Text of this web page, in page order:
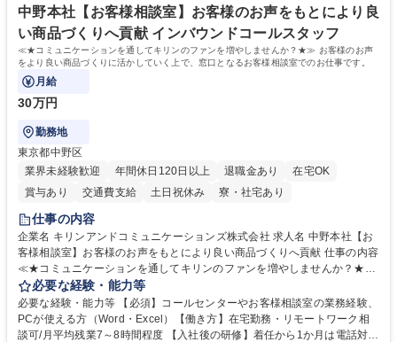
中野本社【お客様相談室】お客様のお声をもとにより良
い商品づくりへ貢献 インバウンドコールスタッフ
≪★コミュニケーションを通してキリンのファンを増やしませんか？★≫ お客様のお声
をより良い商品づくりに活かしていく上で、窓口となるお客様相談室でのお仕事です。
月給
30万円
勤務地
東京都中野区
業界未経験歓迎
年間休日120日以上 退職金あり
在宅OK
賞与あり
交通費支給 土日祝休み 寮・社宅あり
仕事の内容
企業名 キリンアンドコミュニケーションズ株式会社 求人名 中野本社【お
客様相談室】お客様のお声をもとにより良い商品づくりへ貢献 仕事の内容
≪★コミュニケーションを通してキリンのファンを増やしませんか？★≫
お客様のお声をより良い商品づくりに活かしていく上で、窓口となるお客
様相談室でのお仕事です。 日々お客様からいただくキリングループへのご
意見を、企業活動に活かしています。お客様からの声に迅速かつ誠意をも
って対応、情報提供するとともにグループ内活動に反映しています。 【具
必要な経験・能力等
必要な経験・能力等 【必須】コールセンターやお客様相談室の業務経験、
PCが使える方（Word・Excel）【働き方】在宅勤務・リモートワーク相
談可/月平均残業7～8時間程度 【入社後の研修】着任から1か月は電話対応